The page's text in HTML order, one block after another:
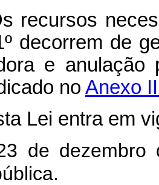
recursos
decorrem de
e anulação
no Anexo
Lei entra em
de dezembro